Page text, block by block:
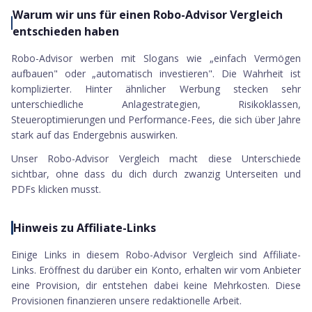
Warum wir uns für einen Robo-Advisor Vergleich
entschieden haben
Robo-Advisor werben mit Slogans wie „einfach Vermögen
aufbauen" oder „automatisch investieren". Die Wahrheit ist
komplizierter. Hinter ähnlicher Werbung stecken sehr
unterschiedliche Anlagestrategien, Risikoklassen,
Steueroptimierungen und Performance-Fees, die sich über Jahre
stark auf das Endergebnis auswirken.
Unser Robo-Advisor Vergleich macht diese Unterschiede
sichtbar, ohne dass du dich durch zwanzig Unterseiten und
PDFs klicken musst.
Hinweis zu Affiliate-Links
Einige Links in diesem Robo-Advisor Vergleich sind Affiliate-
Links. Eröffnest du darüber ein Konto, erhalten wir vom Anbieter
eine Provision, dir entstehen dabei keine Mehrkosten. Diese
Provisionen finanzieren unsere redaktionelle Arbeit.